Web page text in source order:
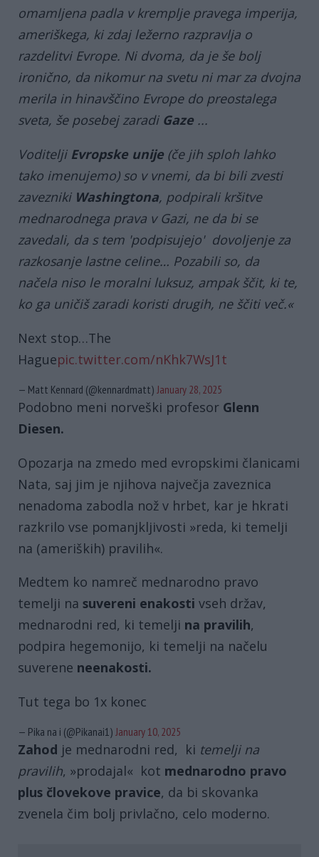
omamljena padla v kremplje pravega imperija,
ameriškega, ki zdaj ležerno razpravlja o
razdelitvi Evrope. Ni dvoma, da je še bolj
ironično, da nikomur na svetu ni mar za dvojna
merila in hinavščino Evrope do preostalega
sveta, še posebej zaradi Gaze ...
Voditelji Evropske unije (če jih sploh lahko
tako imenujemo) so v vnemi, da bi bili zvesti
zavezniki Washingtona, podpirali kršitve
mednarodnega prava v Gazi, ne da bi se
zavedali, da s tem 'podpisujejo' dovoljenje za
razkosanje lastne celine… Pozabili so, da
načela niso le moralni luksuz, ampak ščit, ki te,
ko ga uničiš zaradi koristi drugih, ne ščiti več.«
Next stop…The
Haguepic.twitter.com/nKhk7WsJ1t
— Matt Kennard (@kennardmatt) January 28, 2025
Podobno meni norveški profesor Glenn
Diesen.
Opozarja na zmedo med evropskimi članicami
Nata, saj jim je njihova največja zaveznica
nenadoma zabodla nož v hrbet, kar je hkrati
razkrilo vse pomanjkljivosti »reda, ki temelji
na (ameriških) pravilih«.
Medtem ko namreč mednarodno pravo
temelji na suvereni enakosti vseh držav,
mednarodni red, ki temelji na pravilih,
podpira hegemonijo, ki temelji na načelu
suverene neenakosti.
Tut tega bo 1x konec
— Pika na i (@Pikanai1) January 10, 2025
Zahod je mednarodni red, ki temelji na
pravilih, »prodajal« kot mednarodno pravo
plus človekove pravice, da bi skovanka
zvenela čim bolj privlačno, celo moderno.